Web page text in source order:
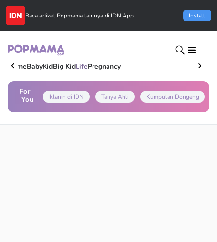
Baca artikel Popmama lainnya di IDN App Install
HomeBabyKidBig KidLifePregnancy
For
You
Iklanin di IDN Tanya Ahli Kumpulan Dongeng